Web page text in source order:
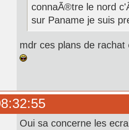
connaÃ®tre le nord
sur Paname je suis
mdr ces plans de
Oui sa concerne les